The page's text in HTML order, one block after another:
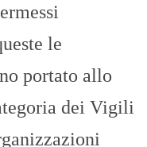
le
portato allo
dei Vigili